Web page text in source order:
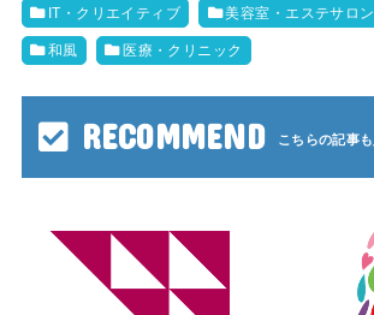
IT・クリエイティブ 美容室・エステサロン
和風 医療・クリニック
RECOMMEND